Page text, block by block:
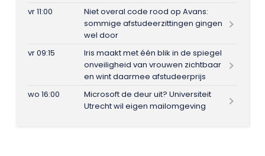
vr 11:00
Niet overal code rood op Avans:
sommige afstudeerzittingen gingen
wel door
vr 09:15
Iris maakt met één blik in de spiegel
onveiligheid van vrouwen zichtbaar
en wint daarmee afstudeerprijs
wo 16:00
Microsoft de deur uit? Universiteit
Utrecht wil eigen mailomgeving